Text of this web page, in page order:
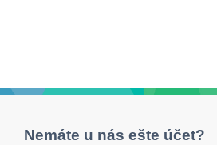
Nemáte u nás ešte účet?